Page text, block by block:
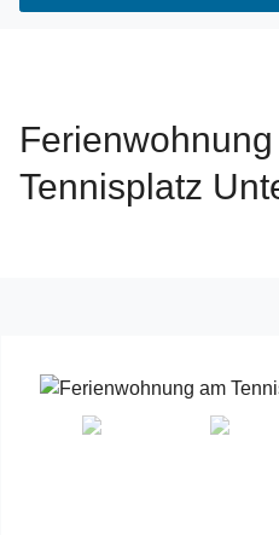
Ferienwohnung
Tennisplatz